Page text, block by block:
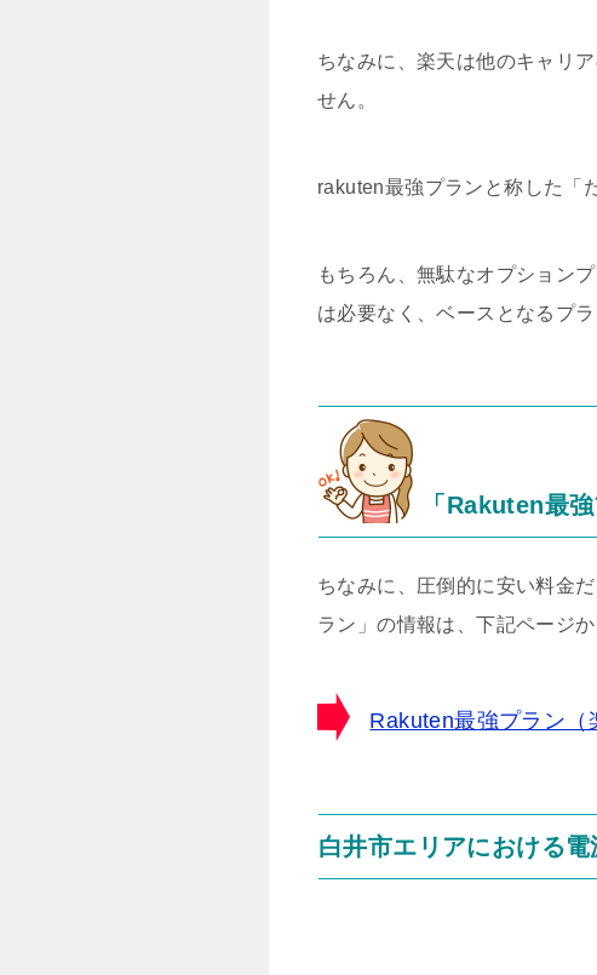
ちなみに、楽天は他のキャリ
せん。
rakuten最強プランと称した「
もちろん、無駄なオプション
は必要なく、ベースとなるプ
「Rakuten最
ちなみに、圧倒的に安い料金
ラン」の情報は、下記ページ
Rakuten最強プラン（
白井市エリアにおける